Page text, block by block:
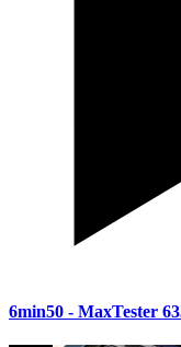
6min50 - MaxTester